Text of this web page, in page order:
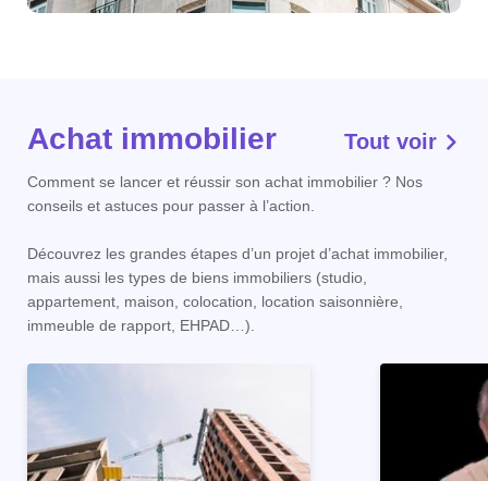
Achat immobilier Tout voir
Comment se lancer et réussir son achat immobilier ? Nos
conseils et astuces pour passer à l’action.
Découvrez les grandes étapes d’un projet d’achat immobilier,
mais aussi les types de biens immobiliers (studio,
appartement, maison, colocation, location saisonnière,
immeuble de rapport, EHPAD…).